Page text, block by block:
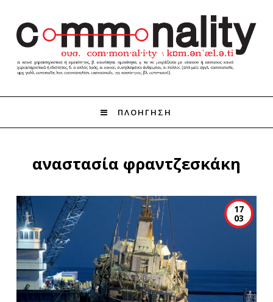
ΠΛΟΗΓΗΣΗ
αναστασία φραντζεσκάκη
17
03